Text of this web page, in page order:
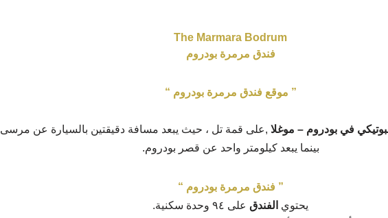
The Marmara Bodrum
فندق مرمرة بودروم
” موقع فندق مرمرة بودروم “
في بودروم – موغلا ,على قمة تل ، حيث يبعد مسافة دقيقتين بالسيارة عن مرسى
بينما يبعد كيلومتر واحد عن قصر بودروم.
” فندق مرمرة بودروم “
يحتوي الفندق على ٩٤ وحدة سكنية.